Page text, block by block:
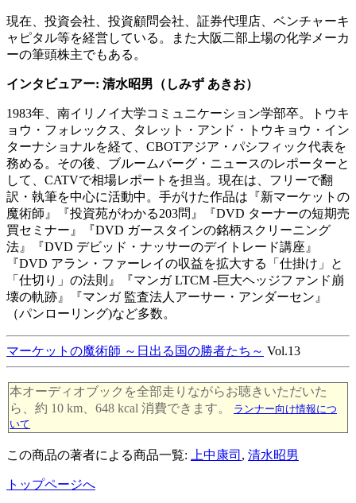
現在、投資会社、投資顧問会社、証券代理店、ベンチャーキ
ャピタル等を経営している。また大阪二部上場の化学メーカ
ーの筆頭株主でもある。
インタビュアー: 清水昭男（しみず あきお）
1983年、南イリノイ大学コミュニケーション学部卒。トウキ
ョウ・フォレックス、タレット・アンド・トウキョウ・イン
ターナショナルを経て、CBOTアジア・パシフィック代表を
務める。その後、ブルームバーグ・ニュースのレポーターと
して、CATVで相場レポートを担当。現在は、フリーで翻
訳・執筆を中心に活動中。手がけた作品は『新マーケットの
魔術師』『投資苑がわかる203問』『DVD ターナーの短期売
買セミナー』『DVD ガースタインの銘柄スクリーニング
法』『DVD デビッド・ナッサーのデイトレード講座』
『DVD アラン・ファーレイの収益を拡大する「仕掛け」と
「仕切り」の法則』『マンガ LTCM -巨大ヘッジファンド崩
壊の軌跡』『マンガ 監査法人アーサー・アンダーセン』
（パンローリング)など多数。
マーケットの魔術師 ～日出る国の勝者たち～ Vol.13
本オーディオブックを全部走りながらお聴きいただいた
ら、約 10 km、648 kcal 消費できます。
ランナー向け情報につ
いて
この商品の著者による商品一覧: 上中康司 , 清水昭男
トップページへ